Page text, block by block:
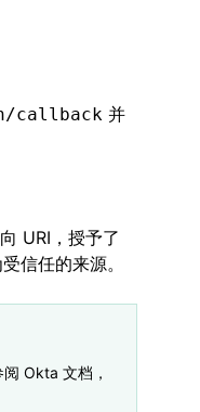
callback 并
URI，授予了
信任的来源。
Okta 文档，